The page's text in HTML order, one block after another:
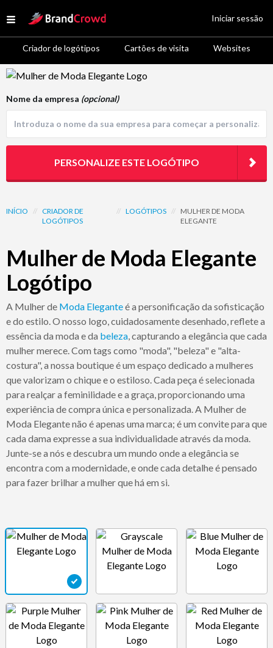
Open menu
Site Logo
Criador de logótipos Cartões de visita Websites
Iniciar sessão
Logo Template Preview
INÍCIO // CRIADOR DE
LOGÓTIPOS
// LOGÓTIPOS //
MULHER DE MODA
ELEGANTE
Mulher de Moda Elegante
Logótipo
A Mulher de Moda Eleganteé a personificação da sofisticação
e do estilo. O nosso logo, cuidadosamente desenhado, reflete a
essência da moda e da beleza, capturando a elegância que cada
mulher merece. Com tags como "moda", "beleza" e "alta-
costura", a nossa boutique é um espaço dedicado a mulheres
que valorizam o chique e o estiloso. Cada peça é selecionada
para realçar a feminilidade e a graça, proporcionando uma
experiência de compra única e personalizada. A Mulher de
Moda Elegante não é apenas uma marca; é um convite para que
cada dama expresse a sua individualidade através da moda.
Junte-se a nós e descubra um mundo onde a elegância se
encontra com a modernidade, e onde cada detalhe é pensado
para fazer brilhar a mulher que há em si.
Nome da empresa (opcional)
PERSONALIZE ESTE LOGÓTIPO